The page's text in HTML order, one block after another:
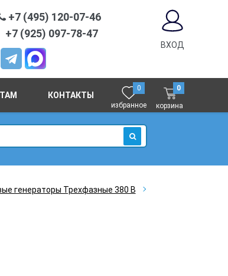
+7 (495) 120-07-46
+7 (925) 097-78-47
ВХОД
КОНТАКТЫ
0
избранное
0
корзина
ИСКАТЬ
генераторы Трехфазные 380 В